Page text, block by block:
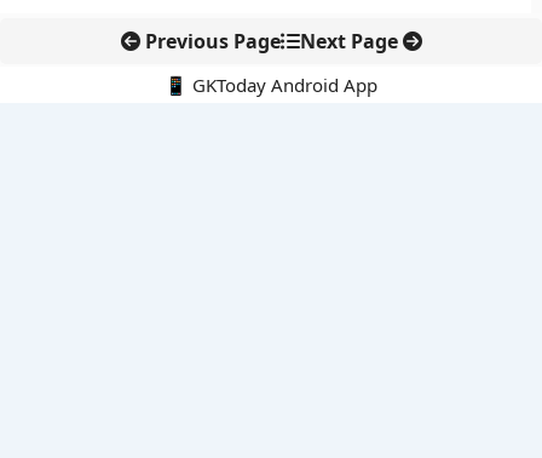
Previous Page Next Page
📱 GKToday Android App